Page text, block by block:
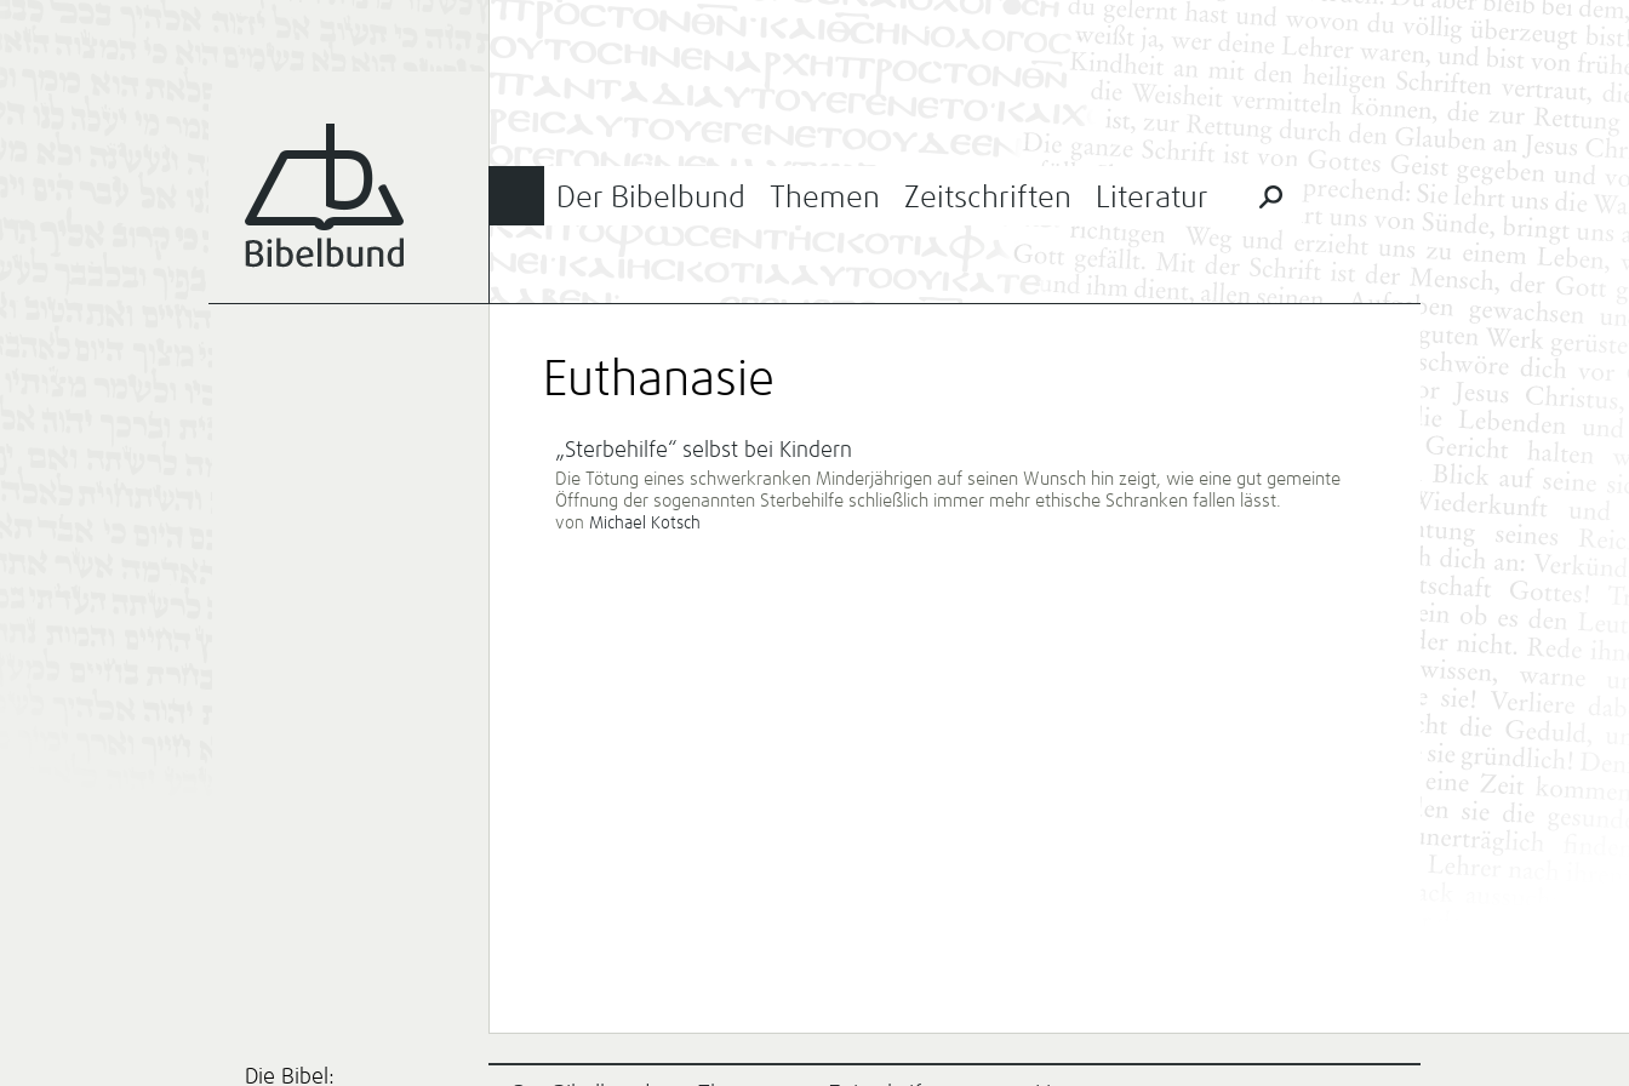
Der Bibelbund Themen Zeitschriften Literatur
Euthanasie
„Sterbehilfe“ selbst bei Kindern
Die Tötung eines schwerkranken Minderjährigen auf seinen Wunsch hin zeigt, wie eine gut gemeinte
Öffnung der sogenannten Sterbehilfe schließlich immer mehr ethische Schranken fallen lässt.
von Michael Kotsch
Die Bibel: